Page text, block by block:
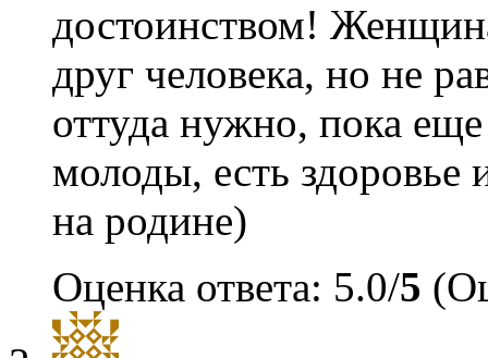
достоинством!
друг человека, но не
оттуда нужно, пока
молоды, есть здоровье
на родине)
Оценка ответа: 5.0/5